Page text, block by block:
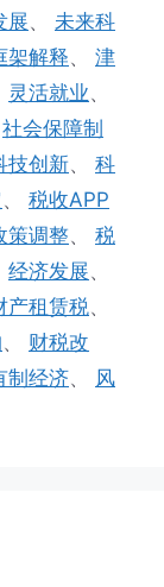
展、 未来科
架解释、 津
灵活就业、
社会保障制
技创新、 科
、 税收APP
策调整、 税
经济发展、
产租赁税、
、 财税改
制经济、 风